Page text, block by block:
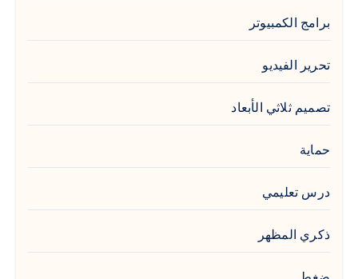
برامج الكمبيوتر
تحرير الفيديو
تصميم ثلاثي الأبعاد
حماية
درس تعليمي
ذكري المظهر